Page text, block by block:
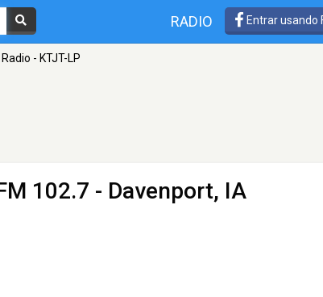
RADIO Entrar usando
- KTJT-LP
102.7 - Davenport, IA